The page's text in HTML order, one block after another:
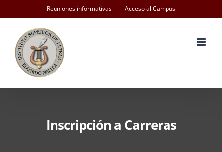
content
Reuniones informativas Acceso al Campus
Inscripción a Carreras